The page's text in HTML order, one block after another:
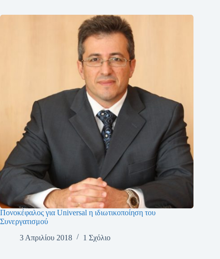
Πονοκέφαλος για Universal η ιδιωτικοποίηση του
Συνεργατισμού
3 Απριλίου 2018
1 Σχόλιο